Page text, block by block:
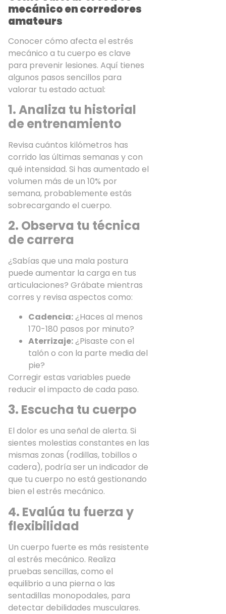
mecánico en corredores
amateurs
Conocer cómo afecta el estrés
mecánico a tu cuerpo es clave
para prevenir lesiones. Aquí tienes
algunos pasos sencillos para
valorar tu estado actual:
1. Analiza tu historial
de entrenamiento
Revisa cuántos kilómetros has
corrido las últimas semanas y con
qué intensidad. Si has aumentado el
volumen más de un 10% por
semana, probablemente estás
sobrecargando el cuerpo.
2. Observa tu técnica
de carrera
¿Sabías que una mala postura
puede aumentar la carga en tus
articulaciones? Grábate mientras
corres y revisa aspectos como:
Cadencia:¿Haces al menos
170-180 pasos por minuto?
Aterrizaje:¿Pisaste con el
talón o con la parte media del
pie?
Corregir estas variables puede
reducir el impacto de cada paso.
3. Escucha tu cuerpo
El dolor es una señal de alerta. Si
sientes molestias constantes en las
mismas zonas (rodillas, tobillos o
cadera), podría ser un indicador de
que tu cuerpo no está gestionando
bien el estrés mecánico.
4. Evalúa tu fuerza y
flexibilidad
Un cuerpo fuerte es más resistente
al estrés mecánico. Realiza
pruebas sencillas, como el
equilibrio a una pierna o las
sentadillas monopodales, para
detectar debilidades musculares.